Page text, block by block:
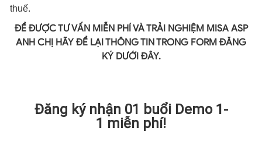
thuế.
ĐỂ ĐƯỢC TƯ VẤN MIỄN PHÍ VÀ TRẢI NGHIỆM MISA ASP
ANH CHỊ HÃY ĐỂ LẠI THÔNG TIN TRONG FORM ĐĂNG
KÝ DƯỚI ĐÂY.
Đăng ký nhận 01 buổi Demo 1-
1 miễn phí!